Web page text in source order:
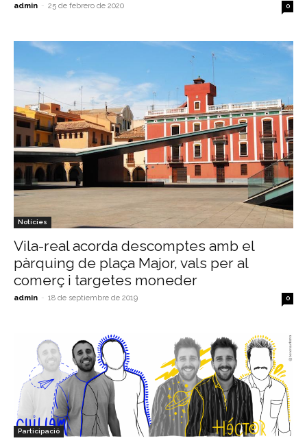
admin - 25 de febrero de 2020 0
Notícies
Vila-real acorda descomptes amb el
pàrquing de plaça Major, vals per al
comerç i targetes moneder
admin - 18 de septiembre de 2019 0
Participació